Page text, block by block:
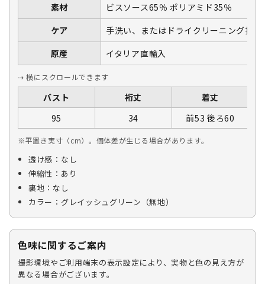
素材
ビスソース65％ ポリアミド35％
ケア
手洗い、またはドライクリーニング推
原産
イタリア直輸入
⇢ 横にスクロールできます
バスト 裄丈
着丈
95
34 前53 後ろ60
※平置き実寸（cm）。個体差が生じる場合があります。
透け感：なし
伸縮性：あり
裏地：なし
カラー：グレイッシュグリーン（無地）
色味に関するご案内
撮影環境やご利用端末の表示設定により、実物と色の見え方が
異なる場合がございます。